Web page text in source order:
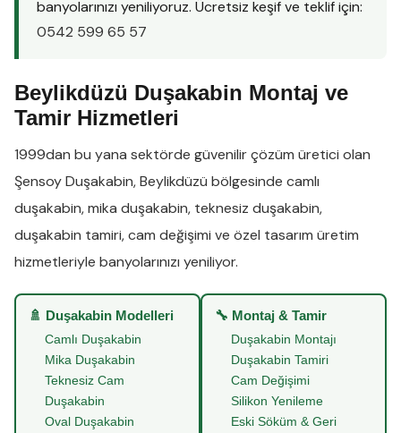
banyolarınızı yeniliyoruz. Ücretsiz keşif ve teklif için:
0542 599 65 57
Beylikdüzü Duşakabin Montaj ve
Tamir Hizmetleri
1999dan bu yana sektörde güvenilir çözüm üretici olan
Şensoy Duşakabin,Beylikdüzü bölgesinde camlı
duşakabin,mika duşakabin, teknesiz duşakabin,
duşakabin tamiri,cam değişimi ve özel tasarım üretim
hizmetleriyle banyolarınızı yeniliyor.
🚿 Duşakabin Modelleri
Camlı Duşakabin
Mika Duşakabin
Teknesiz Cam
Duşakabin
Oval Duşakabin
🔧 Montaj & Tamir
Duşakabin Montajı
Duşakabin Tamiri
Cam Değişimi
Silikon Yenileme
Eski Söküm & Geri